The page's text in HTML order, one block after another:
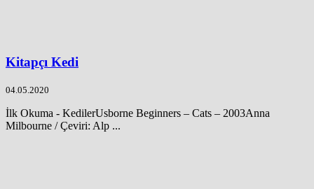
Kitapçı Kedi
04.05.2020
İlk Okuma - KedilerUsborne Beginners – Cats – 2003Anna
Milbourne / Çeviri: Alp ...